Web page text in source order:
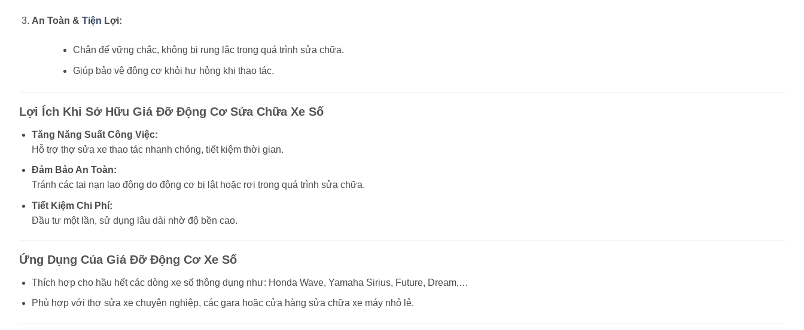
An Toàn & Tiện Lợi:
Chân đế vững chắc, không bị rung lắc trong quá trình sửa chữa.
Giúp bảo vệ động cơ khỏi hư hỏng khi thao tác.
Lợi Ích Khi Sở Hữu Giá Đỡ Động Cơ Sửa Chữa Xe Số
Tăng Năng Suất Công Việc:
Hỗ trợ thợ sửa xe thao tác nhanh chóng, tiết kiệm thời gian.
Đảm Bảo An Toàn:
Tránh các tai nạn lao động do động cơ bị lật hoặc rơi trong quá trình sửa chữa.
Tiết Kiệm Chi Phí:
Đầu tư một lần, sử dụng lâu dài nhờ độ bền cao.
Ứng Dụng Của Giá Đỡ Động Cơ Xe Số
Thích hợp cho hầu hết các dòng xe số thông dụng như: Honda Wave, Yamaha Sirius, Future, Dream,…
Phù hợp với thợ sửa xe chuyên nghiệp, các gara hoặc cửa hàng sửa chữa xe máy nhỏ lẻ.